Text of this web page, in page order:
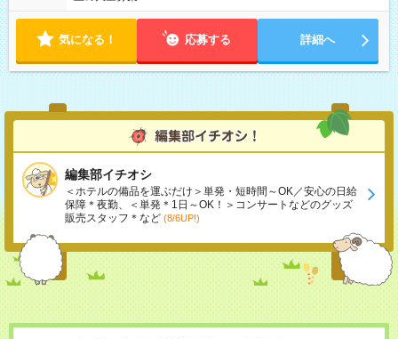
気になる！ 応募する 詳細へ
編集部イチオシ
＜ホテルの備品を運ぶだけ＞単発・短時間～OK／安心の日給
保障＊夜勤、＜単発＊1日～OK！＞コンサートなどのグッズ
販売スタッフ＊など (8/6UP!)